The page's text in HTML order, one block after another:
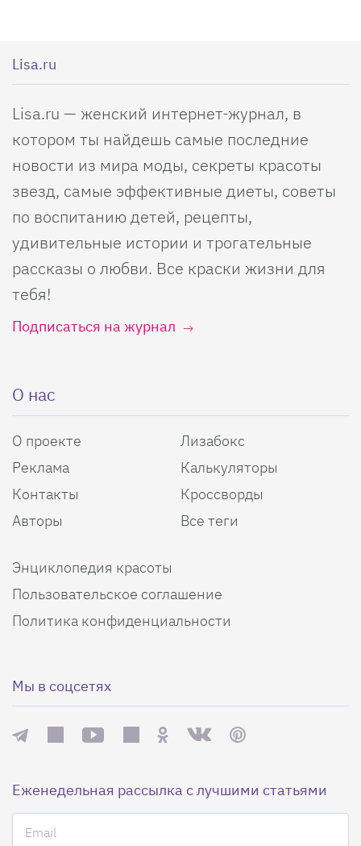
Lisa.ru
Lisa.ru — женский интернет-журнал, в
котором ты найдешь самые последние
новости из мира моды, секреты красоты
звезд, самые эффективные диеты, советы
по воспитанию детей, рецепты,
удивительные истории и трогательные
рассказы о любви. Все краски жизни для
тебя!
Подписаться на журнал
О нас
О проекте
Реклама
Контакты
Авторы
Лизабокс
Калькуляторы
Кроссворды
Все теги
Энциклопедия красоты
Пользовательское соглашение
Политика конфиденциальности
Мы в соцсетях
Еженедельная рассылка с лучшими статьями